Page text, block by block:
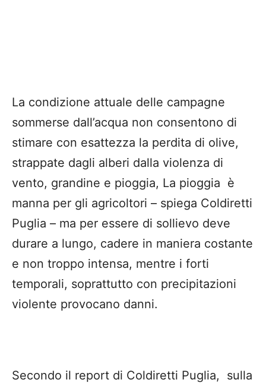
La condizione attuale delle campagne
sommerse dall’acqua non consentono di
stimare con esattezza la perdita di olive,
strappate dagli alberi dalla violenza di
vento, grandine e pioggia, La pioggia è
manna per gli agricoltori – spiega Coldiretti
Puglia – ma per essere di sollievo deve
durare a lungo, cadere in maniera costante
e non troppo intensa, mentre i forti
temporali, soprattutto con precipitazioni
violente provocano danni.
Secondo il report di Coldiretti Puglia, sulla